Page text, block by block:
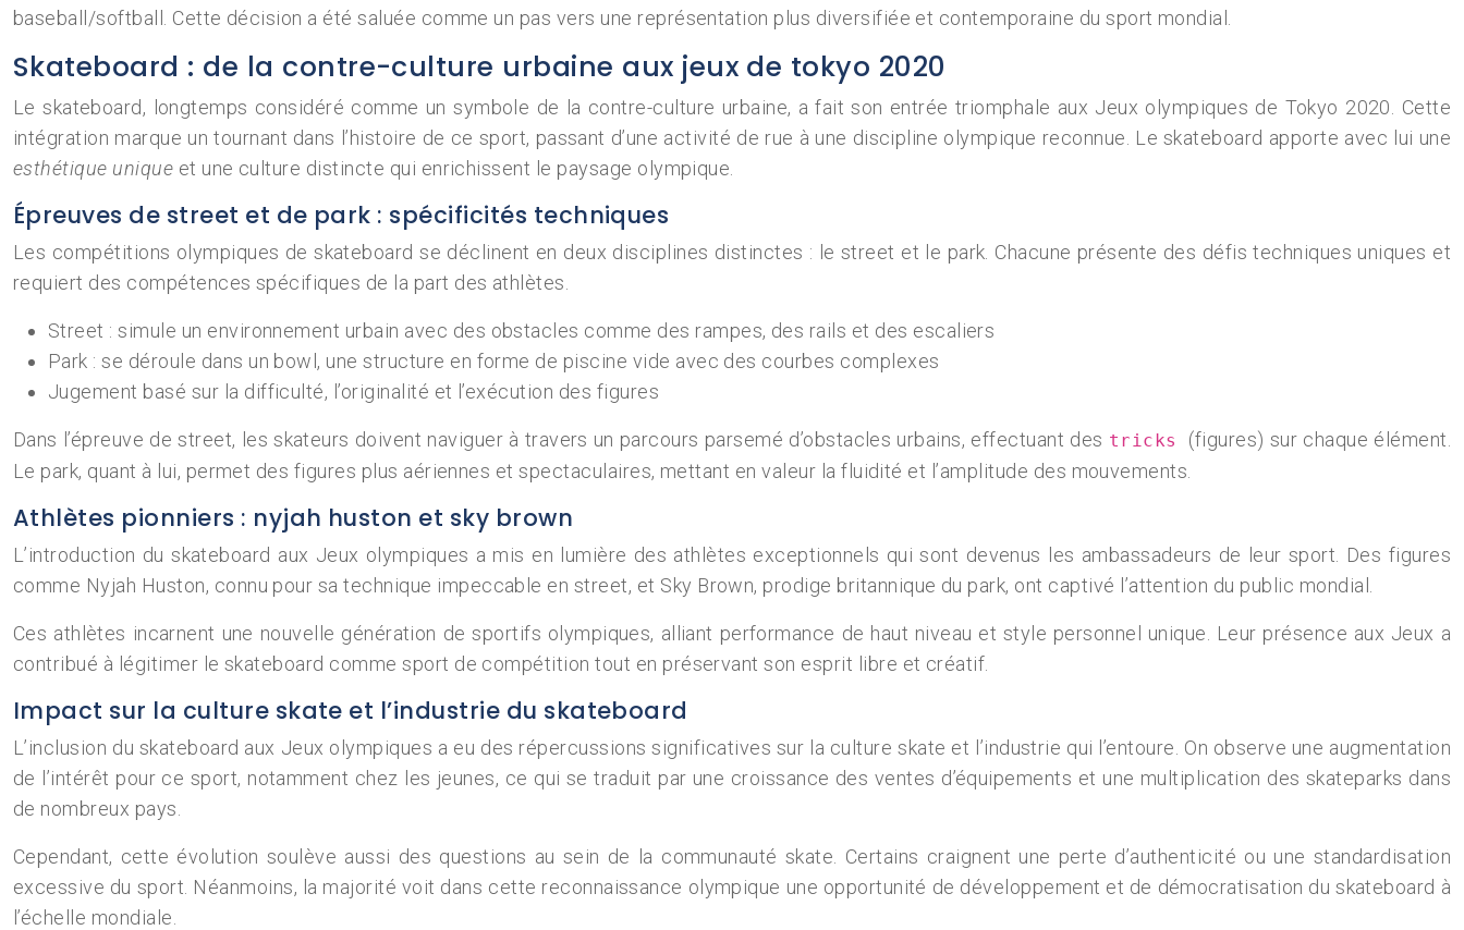
baseball/softball. Cette décision a été saluée comme un pas vers une représentation plus diversifiée et contemporaine du sport mondial.
Skateboard : de la contre-culture urbaine aux jeux de tokyo 2020
Le skateboard, longtemps considéré comme un symbole de la contre-culture urbaine, a fait son entrée triomphale aux Jeux olympiques de Tokyo 2020. Cette
intégration marque un tournant dans l’histoire de ce sport, passant d’une activité de rue à une discipline olympique reconnue. Le skateboard apporte avec lui une
esthétique unique et une culture distincte qui enrichissent le paysage olympique.
Épreuves de street et de park : spécificités techniques
Les compétitions olympiques de skateboard se déclinent en deux disciplines distinctes : le street et le park. Chacune présente des défis techniques uniques et
requiert des compétences spécifiques de la part des athlètes.
Street : simule un environnement urbain avec des obstacles comme des rampes, des rails et des escaliers
Park : se déroule dans un bowl, une structure en forme de piscine vide avec des courbes complexes
Jugement basé sur la difficulté, l’originalité et l’exécution des figures
Dans l’épreuve de street, les skateurs doivent naviguer à travers un parcours parsemé d’obstacles urbains, effectuant des tricks (figures) sur chaque élément.
Le park, quant à lui, permet des figures plus aériennes et spectaculaires, mettant en valeur la fluidité et l’amplitude des mouvements.
Athlètes pionniers : nyjah huston et sky brown
L’introduction du skateboard aux Jeux olympiques a mis en lumière des athlètes exceptionnels qui sont devenus les ambassadeurs de leur sport. Des figures
comme Nyjah Huston, connu pour sa technique impeccable en street, et Sky Brown, prodige britannique du park, ont captivé l’attention du public mondial.
Ces athlètes incarnent une nouvelle génération de sportifs olympiques, alliant performance de haut niveau et style personnel unique. Leur présence aux Jeux a
contribué à légitimer le skateboard comme sport de compétition tout en préservant son esprit libre et créatif.
Impact sur la culture skate et l’industrie du skateboard
L’inclusion du skateboard aux Jeux olympiques a eu des répercussions significatives sur la culture skate et l’industrie qui l’entoure. On observe une augmentation
de l’intérêt pour ce sport, notamment chez les jeunes, ce qui se traduit par une croissance des ventes d’équipements et une multiplication des skateparks dans
de nombreux pays.
Cependant, cette évolution soulève aussi des questions au sein de la communauté skate. Certains craignent une perte d’authenticité ou une standardisation
excessive du sport. Néanmoins, la majorité voit dans cette reconnaissance olympique une opportunité de développement et de démocratisation du skateboard à
l’échelle mondiale.